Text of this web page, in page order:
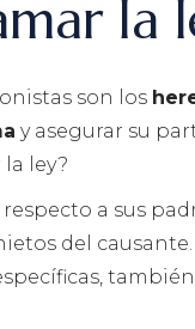
la
son los
y asegurar su
ley?
a sus
del causante.